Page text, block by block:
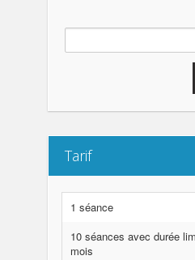
Tarif
1 séance
10 séances avec durée
mois